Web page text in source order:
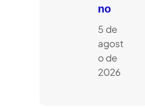
no
5 de
agost
o de
2026